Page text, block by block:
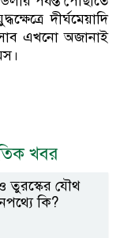
দীর্ঘমেয়াদি
এখনো অজানাই
খবর
তুরস্কের যৌথ
কি?